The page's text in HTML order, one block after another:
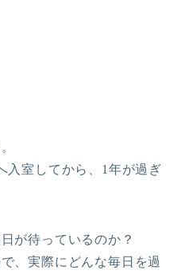
入室してから、1年が過ぎ
が待っているのか？
、実際にどんな毎日を過